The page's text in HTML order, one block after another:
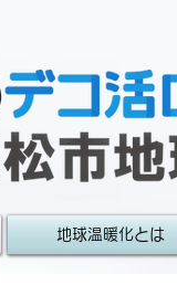
地球温暖化とは